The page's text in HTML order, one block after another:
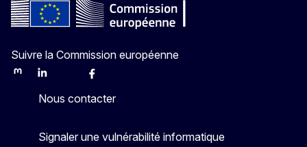
Suivre la Commission européenne
MastodonLinkedInBlueskyFacebook
Nous contacter
Signaler une vulnérabilité informatique